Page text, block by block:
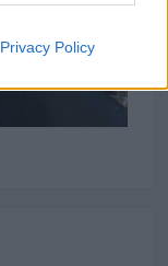
Privacy Policy